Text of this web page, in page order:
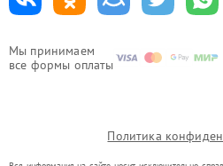
Мы принимаем
все формы оплаты
Политика